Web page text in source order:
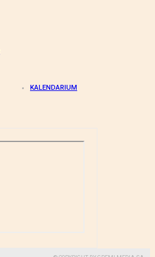
KALENDARIUM